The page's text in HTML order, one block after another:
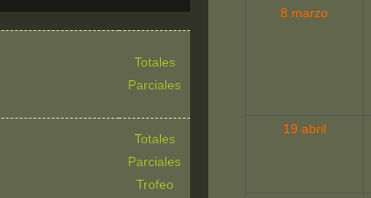
Totales
Parciales
Totales
Parciales
Trofeo
8 marzo
19 abril